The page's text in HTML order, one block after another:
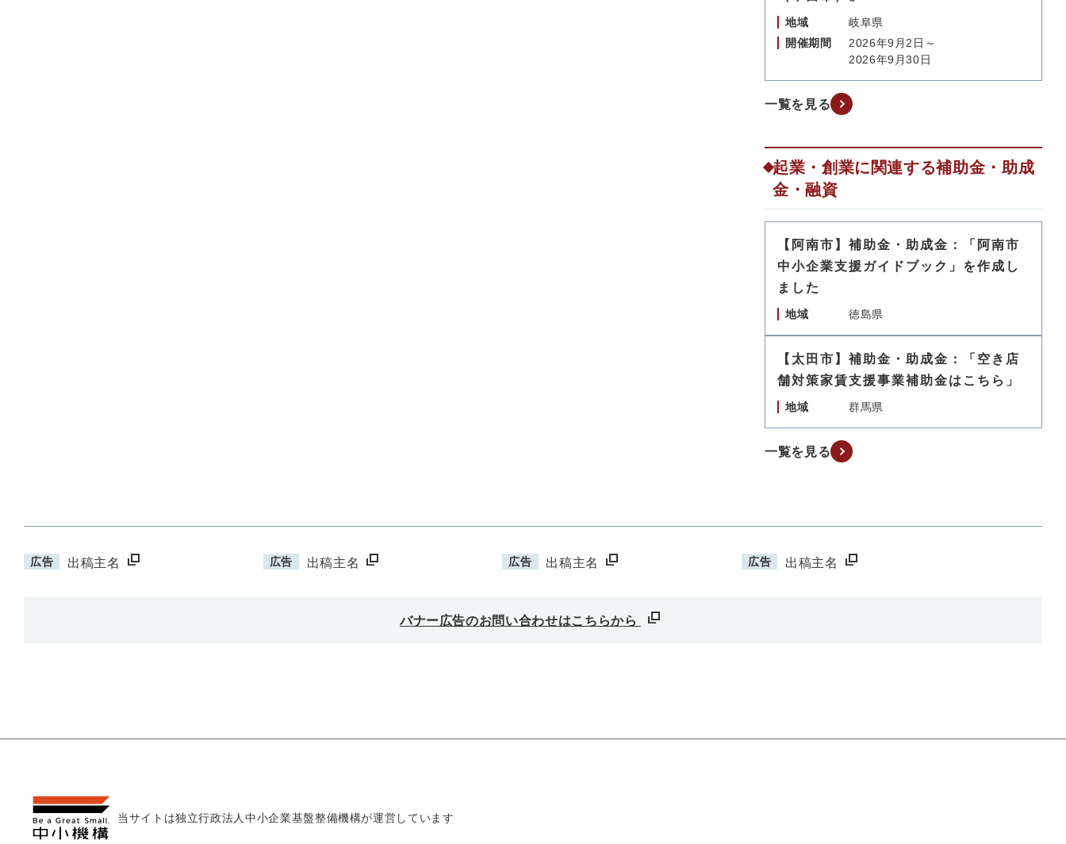
地域
岐阜県
開催期間
2026年9月2日～
2026年9月30日
一覧を見る
起業・創業に関連する補助金・助成
金・融資
【阿南市】補助金・助成金：「阿南市
中小企業支援ガイドブック」を作成し
ました
地域 徳島県
【太田市】補助金・助成金：「空き店
舗対策家賃支援事業補助金はこちら」
地域 群馬県
一覧を見る
広告 出稿主名 広告 出稿主名 広告 出稿主名 広告 出稿主名
バナー広告のお問い合わせはこちらから
当サイトは独立行政法人中小企業基盤整備機構が運営しています